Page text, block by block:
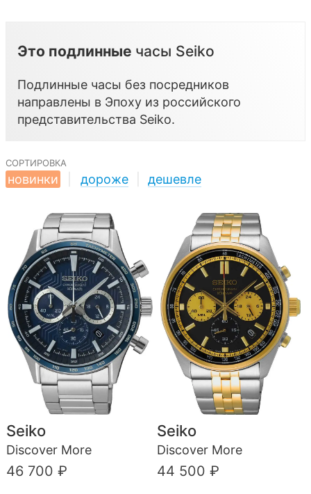
Это подлинные часы Seiko
Подлинные часы без посредников
направлены в Эпоху из российского
представительства Seiko.
сортировка
новинки
дороже дешевле
Seiko
Discover More
46 700 ₽
Seiko
Discover More
44 500 ₽